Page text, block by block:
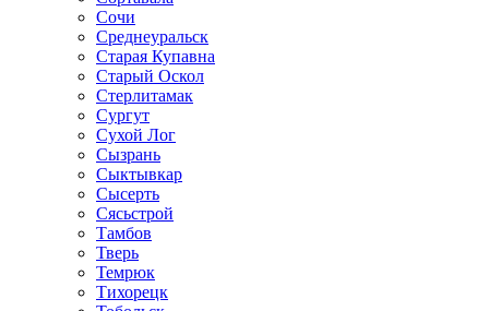
Сочи
Среднеуральск
Старая Купавна
Старый Оскол
Стерлитамак
Сургут
Сухой Лог
Сызрань
Сыктывкар
Сысерть
Сясьстрой
Тамбов
Тверь
Темрюк
Тихорецк